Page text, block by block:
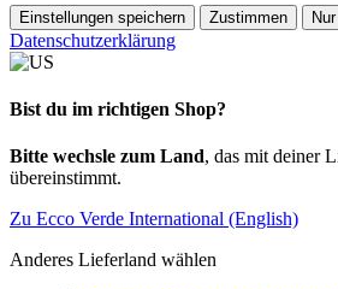
Einstellungen speichern Zustimmen
Datenschutzerklärung
Bist du im richtigen Shop?
Bitte wechsle zum Land, das mit deiner
übereinstimmt.
Zu Ecco Verde International (English)
Anderes Lieferland wählen